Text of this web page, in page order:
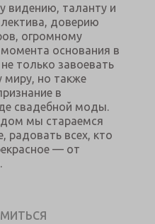
видению, таланту и
доверию
огромному
основания в
только завоевать
миру, но также
в
свадебной моды.
мы стараемся
радовать всех, кто
— от